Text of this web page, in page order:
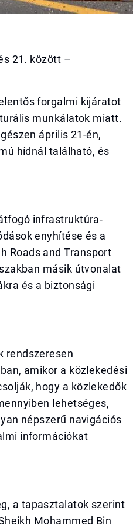
21. között –
forgalmi kijáratot
munkálatok miatt.
április 21-én,
hídnál található, és
infrastruktúra-
enyhítése és a
Roads and Transport
másik útvonalat
és a biztonsági
rendszeresen
amikor a közlekedési
hogy a közlekedők
lehetséges,
népszerű navigációs
információkat
a tapasztalatok szerint
Mohammed Bin